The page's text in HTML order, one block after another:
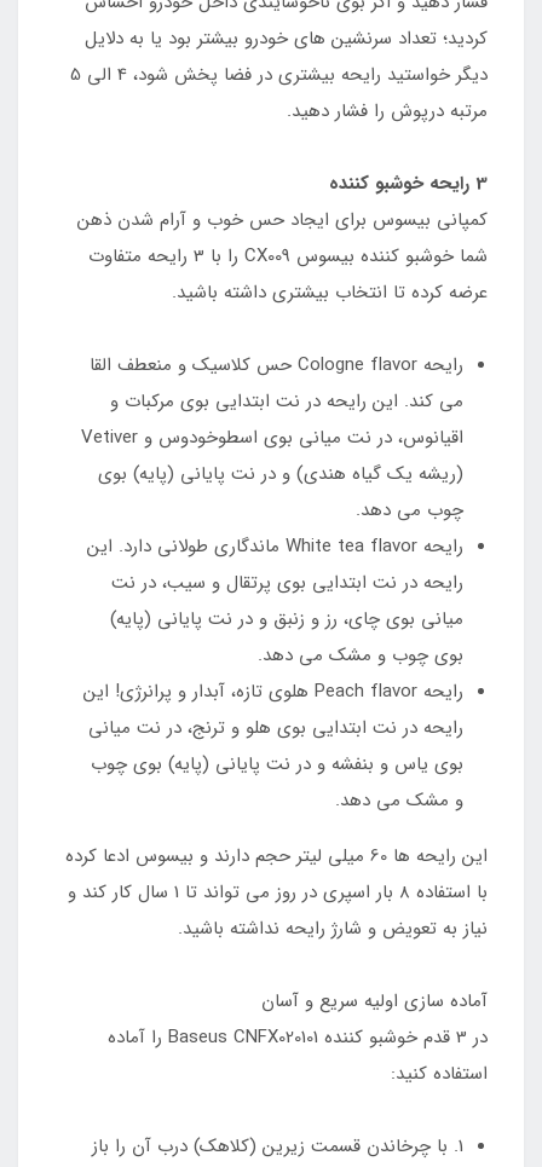
کردید؛ تعداد سرنشین های خودرو بیشتر بود یا به دلایل
دیگر خواستید رایحه بیشتری در فضا پخش شود، 4 الی 5
مرتبه درپوش را فشار دهید.
3 رایحه خوشبو کننده
کمپانی بیسوس برای ایجاد حس خوب و آرام شدن ذهن
شما خوشبو کننده بیسوس CX009 را با 3 رایحه متفاوت
عرضه کرده تا انتخاب بیشتری داشته باشید.
رایحه Cologne flavor حس کلاسیک و منعطف القا
می کند. این رایحه در نت ابتدایی بوی مرکبات و
اقیانوس، در نت میانی بوی اسطوخودوس و Vetiver
(ریشه یک گیاه هندی) و در نت پایانی (پایه) بوی
چوب می دهد.
رایحه White tea flavor ماندگاری طولانی دارد. این
رایحه در نت ابتدایی بوی پرتقال و سیب، در نت
میانی بوی چای، رز و زنبق و در نت پایانی (پایه)
بوی چوب و مشک می دهد.
رایحه Peach flavor هلوی تازه، آبدار و پرانرژی! این
رایحه در نت ابتدایی بوی هلو و ترنج، در نت میانی
بوی یاس و بنفشه و در نت پایانی (پایه) بوی چوب
و مشک می دهد.
این رایحه ها 60 میلی لیتر حجم دارند و بیسوس ادعا کرده
با استفاده 8 بار اسپری در روز می تواند تا 1 سال کار کند و
نیاز به تعویض و شارژ رایحه نداشته باشید.
آماده سازی اولیه سریع و آسان
در 3 قدم خوشبو کننده Baseus CNFX020101 را آماده
استفاده کنید:
1. با چرخاندن قسمت زیرین (کلاهک) درب آن را باز